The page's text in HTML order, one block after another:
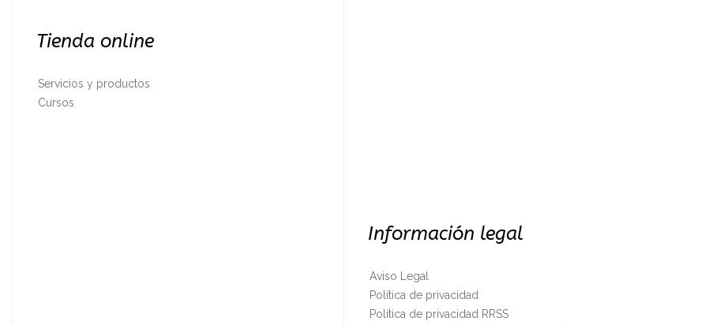
Tienda online
Servicios y productos
Cursos
Información legal
Aviso Legal
Política de privacidad
Política de privacidad RRSS